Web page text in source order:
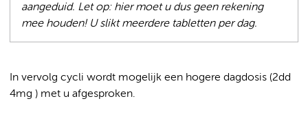
aangeduid. Let op: hier moet u dus geen rekening
mee houden! U slikt meerdere tabletten per dag.
In vervolg cycli wordt mogelijk een hogere dagdosis (2dd
4mg ) met u afgesproken.